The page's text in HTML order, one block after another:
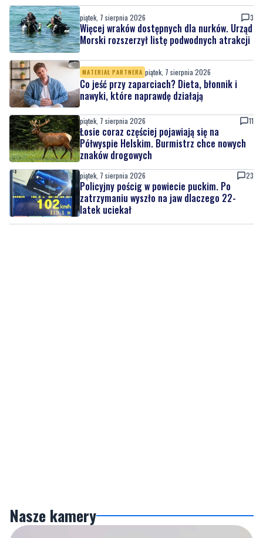
piątek, 7 sierpnia 2026 3
Więcej wraków dostępnych dla nurków. Urząd
Morski rozszerzył listę podwodnych atrakcji
MATERIAŁ PARTNERA piątek, 7 sierpnia 2026
Co jeść przy zaparciach? Dieta, błonnik i
nawyki, które naprawdę działają
piątek, 7 sierpnia 2026 11
Łosie coraz częściej pojawiają się na
Półwyspie Helskim. Burmistrz chce nowych
znaków drogowych
piątek, 7 sierpnia 2026 23
Policyjny pościg w powiecie puckim. Po
zatrzymaniu wyszło na jaw dlaczego 22-
latek uciekał
Nasze kamery